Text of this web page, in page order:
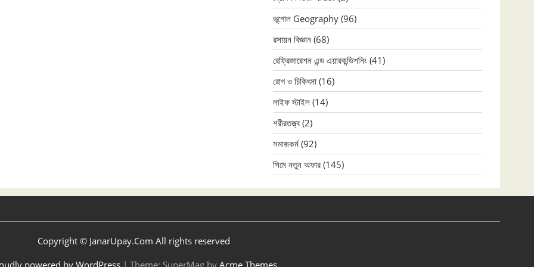
ভূগোল Geography (96)
রসায়ন বিজ্ঞান (68)
রেফ্রিজারেশন এন্ড এয়ারকন্ডিশনিং (41)
রোগ ও চিকিৎসা (16)
লাইফ স্টাইল (14)
শরীরতত্ত্ব (2)
সমাজকর্ম(92)
সিমে নতুন ‍অফার (145)
Copyright © JanarUpay.Com All rights reserved
powered by WordPress | Theme: SuperMag by Acme Themes